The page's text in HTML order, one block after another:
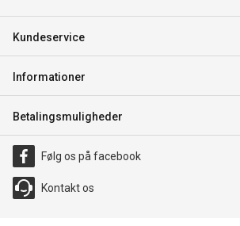
Kundeservice
Informationer
Betalingsmuligheder
Følg os på facebook
Kontakt os